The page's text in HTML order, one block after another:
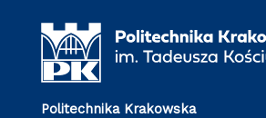
Politechnika Krakowska